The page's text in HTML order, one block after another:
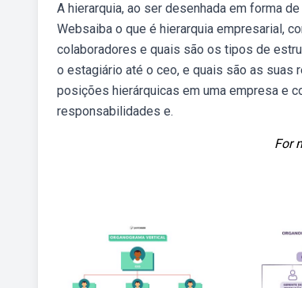
A hierarquia, ao ser desenhada em forma
Websaiba o que é hierarquia empresarial,
colaboradores e quais são os tipos de
o estagiário até o ceo, e quais são as
posições hierárquicas em uma empresa e
responsabilidades e.
For